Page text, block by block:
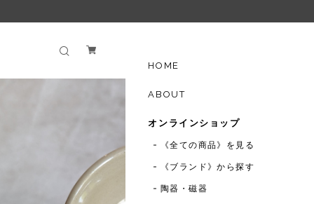
HOME
ABOUT
オンラインショップ
《全ての商品》を見る
《ブランド》から探す
陶器・磁器